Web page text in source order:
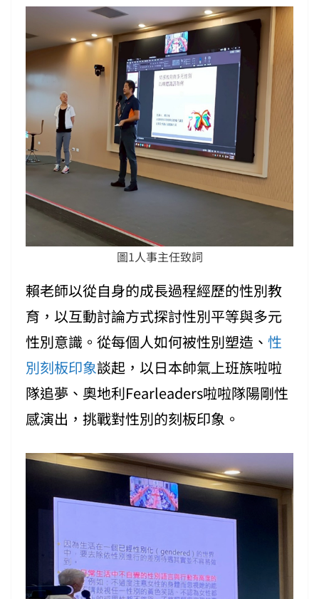
圖1人事主任致詞
賴老師以從自身的成長過程經歷的性別教
育，以互動討論方式探討性別平等與多元
性別意識。從每個人如何被性別塑造、 性
別刻板印象談起，以日本帥氣上班族啦啦
隊追夢、奧地利Fearleaders啦啦隊陽剛性
感演出，挑戰對性別的刻板印象。